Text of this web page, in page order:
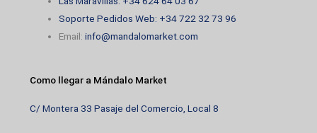
Soporte Pedidos Web: +34 722 32 73 96
Email:info@mandalomarket.com
Como llegar a Mándalo Market
C/ Montera 33 Pasaje del Comercio, Local 8